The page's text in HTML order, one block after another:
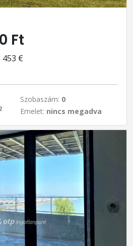
Ft
453 €
Szobaszám: 0
Emelet: nincs megadva